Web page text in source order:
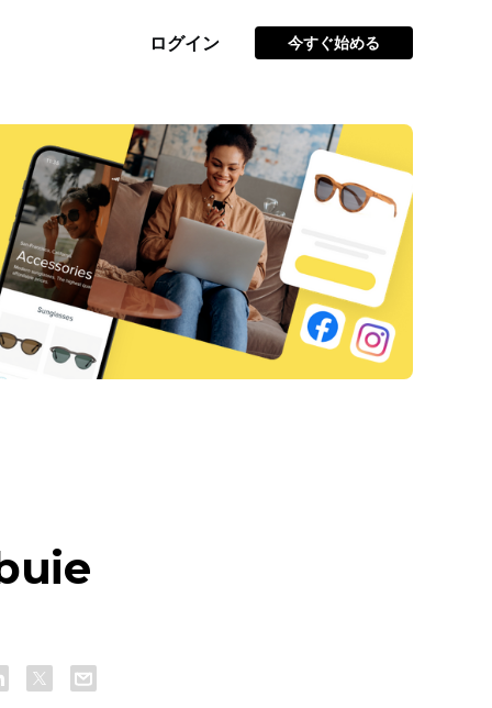
ログイン 今すぐ始める